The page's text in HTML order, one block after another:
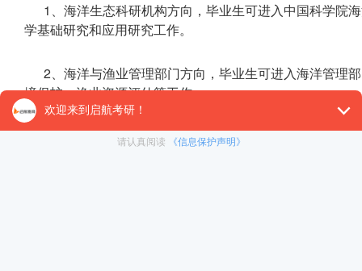
1、海洋生态科研机构方向，毕业生可进入中国科学院
学基础研究和应用研究工作。
2、海洋与渔业管理部门方向，毕业生可进入海洋管理
境保护、渔业资源评估等工作。
3、生态环境监测与保护方向，毕业生可进入生态环境